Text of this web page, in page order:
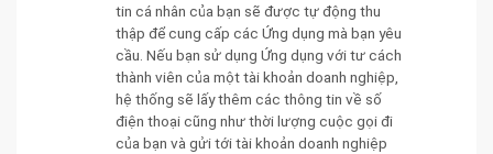
tin cá nhân của bạn sẽ được tự động thu
thập để cung cấp các Ứng dụng mà bạn yêu
cầu. Nếu bạn sử dụng Ứng dụng với tư cách
thành viên của một tài khoản doanh nghiệp,
hệ thống sẽ lấy thêm các thông tin về số
điện thoại cũng như thời lượng cuộc gọi đi
của bạn và gửi tới tài khoản doanh nghiệp